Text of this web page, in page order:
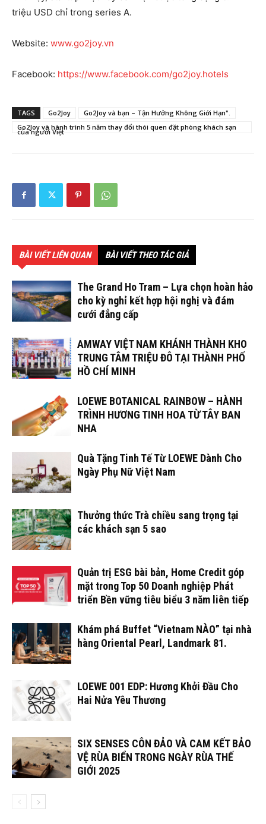
triệu USD chỉ trong series A.
Website: www.go2joy.vn
Facebook: https://www.facebook.com/go2joy.hotels
TAGS Go2Joy
Go2Joy và bạn – Tận Hưởng Không Giới Hạn".
Go2Joy và hành trình 5 năm thay đổi thói quen đặt phòng khách sạn
của người Việt
BÀI VIẾT LIÊN QUAN BÀI VIẾT THEO TÁC GIẢ
The Grand Ho Tram – Lựa chọn hoàn hảo
cho kỳ nghỉ kết hợp hội nghị và đám
cưới đẳng cấp
AMWAY VIỆT NAM KHÁNH THÀNH KHO
TRUNG TÂM TRIỆU ĐÔ TẠI THÀNH PHỐ
HỒ CHÍ MINH
LOEWE BOTANICAL RAINBOW – HÀNH
TRÌNH HƯƠNG TINH HOA TỪ TÂY BAN
NHA
Quà Tặng Tinh Tế Từ LOEWE Dành Cho
Ngày Phụ Nữ Việt Nam
Thưởng thức Trà chiều sang trọng tại
các khách sạn 5 sao
Quản trị ESG bài bản, Home Credit góp
mặt trong Top 50 Doanh nghiệp Phát
triển Bền vững tiêu biểu 3 năm liên tiếp
Khám phá Buffet “Vietnam NÀO” tại nhà
hàng Oriental Pearl, Landmark 81.
LOEWE 001 EDP: Hương Khởi Đầu Cho
Hai Nửa Yêu Thương
SIX SENSES CÔN ĐẢO VÀ CAM KẾT BẢO
VỆ RÙA BIỂN TRONG NGÀY RÙA THẾ
GIỚI 2025